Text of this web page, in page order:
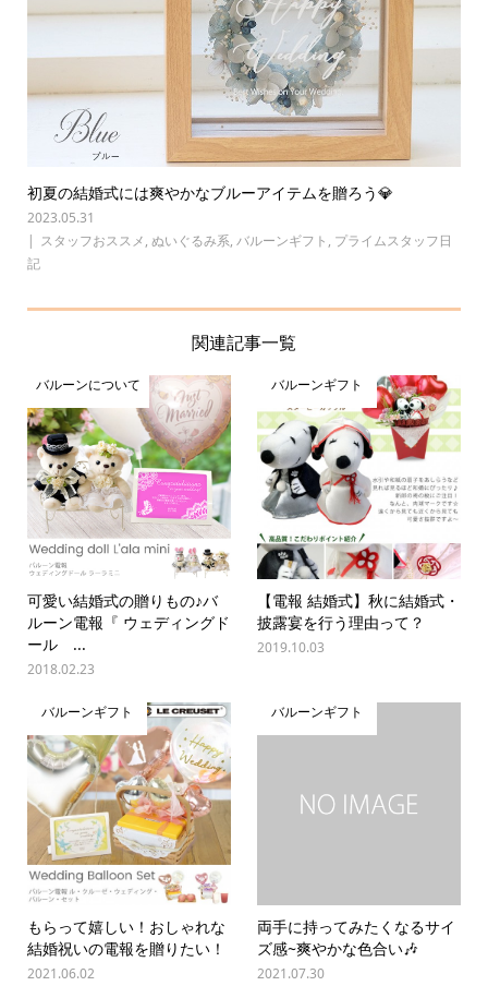
初夏の結婚式には爽やかなブルーアイテムを贈ろう💎
2023.05.31
スタッフおススメ, ぬいぐるみ系, バルーンギフト , プライムスタッフ日
記
関連記事一覧
バルーンについて
可愛い結婚式の贈りもの♪バ
ルーン電報『 ウェディングド
ール ...
2018.02.23
バルーンギフト
【電報 結婚式】秋に結婚式・
披露宴を行う理由って？
2019.10.03
バルーンギフト
もらって嬉しい！おしゃれな
結婚祝いの電報を贈りたい！
2021.06.02
バルーンギフト
両手に持ってみたくなるサイ
ズ感~爽やかな色合い🎶
2021.07.30